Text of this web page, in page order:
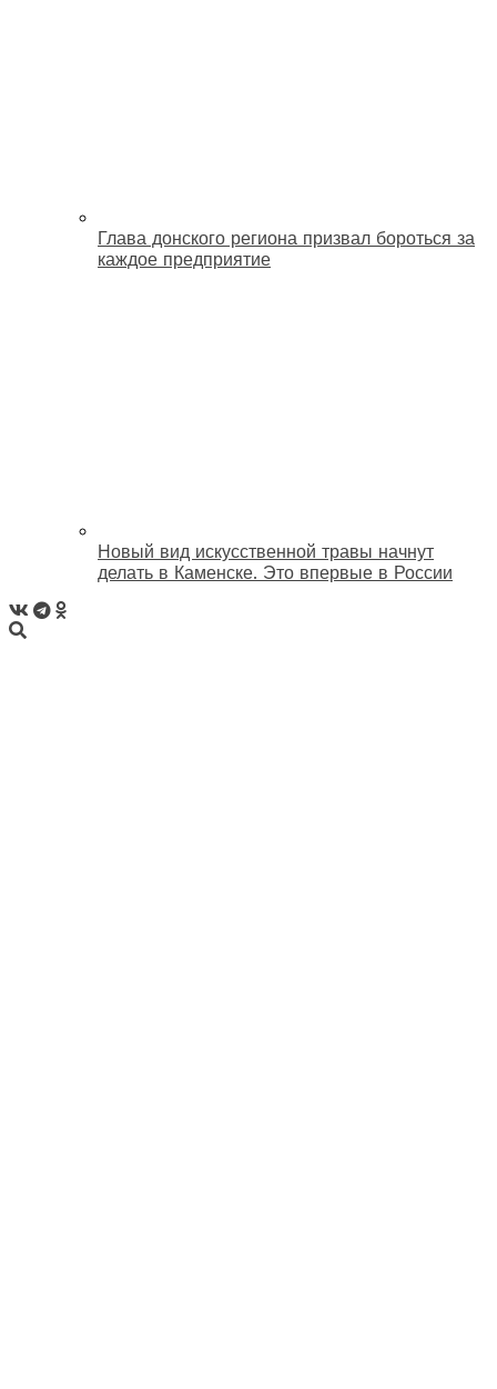
Глава донского региона призвал бороться за
каждое предприятие
Новый вид искусственной травы начнут
делать в Каменске. Это впервые в России